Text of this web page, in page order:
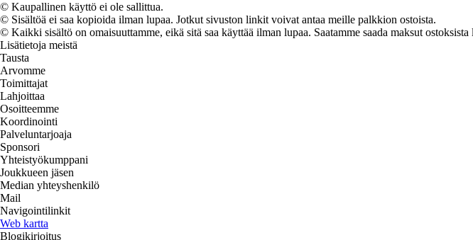
© Kaupallinen käyttö ei ole sallittua.
© Sisältöä ei saa kopioida ilman lupaa. Jotkut sivuston linkit voivat antaa meille palkkion ostoista.
© Kaikki sisältö on omaisuuttamme, eikä sitä saa käyttää ilman lupaa. Saatamme saada maksut
Lisätietoja meistä
Tausta
Arvomme
Toimittajat
Lahjoittaa
Osoitteemme
Koordinointi
Palveluntarjoaja
Sponsori
Yhteistyökumppani
Joukkueen jäsen
Median yhteyshenkilö
Mail
Navigointilinkit
Web kartta
Blogikirjoitus